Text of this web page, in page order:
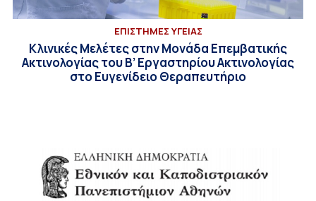
ΕΠΙΣΤΗΜΕΣ ΥΓΕΙΑΣ
Κλινικές Μελέτες στην Μονάδα Επεμβατικής
Ακτινολογίας του Β’ Εργαστηρίου Ακτινολογίας
στο Ευγενίδειο Θεραπευτήριο